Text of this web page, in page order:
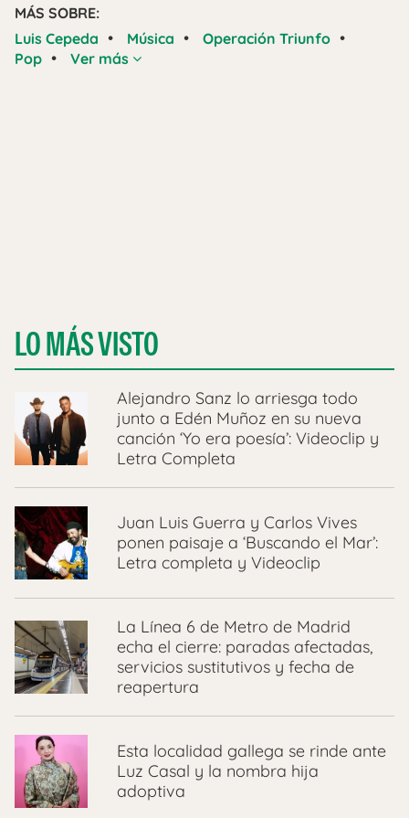
MÁS SOBRE:
Luis Cepeda • Música • Operación Triunfo •
Pop • Ver más
LO MÁS VISTO
Alejandro Sanz lo arriesga todo
junto a Edén Muñoz en su nueva
canción ‘Yo era poesía’: Videoclip y
Letra Completa
Juan Luis Guerra y Carlos Vives
ponen paisaje a ‘Buscando el Mar’:
Letra completa y Videoclip
La Línea 6 de Metro de Madrid
echa el cierre: paradas afectadas,
servicios sustitutivos y fecha de
reapertura
Esta localidad gallega se rinde ante
Luz Casal y la nombra hija
adoptiva